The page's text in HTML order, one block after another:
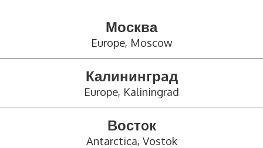
Москва
Europe, Moscow
Калинингрaд
Europe, Kaliningrad
Востoк
Antarctica, Vostok